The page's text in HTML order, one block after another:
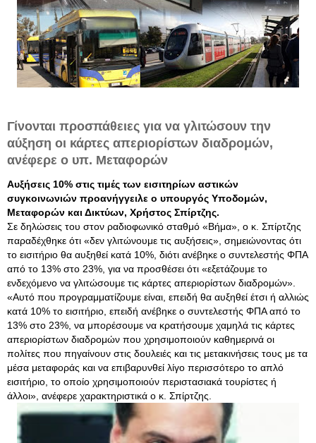
Γίνονται προσπάθειες για να γλιτώσουν την
αύξηση οι κάρτες απεριορίστων διαδρομών,
ανέφερε ο υπ. Μεταφορών
Αυξήσεις 10% στις τιμές των εισιτηρίων αστικών
συγκοινωνιών προανήγγειλε ο υπουργός Υποδομών,
Μεταφορών και Δικτύων, Χρήστος Σπίρτζης.
Σε δηλώσεις του στον ραδιοφωνικό σταθμό «Βήμα», ο κ. Σπίρτζης
παραδέχθηκε ότι «δεν γλιτώνουμε τις αυξήσεις», σημειώνοντας ότι
το εισιτήριο θα αυξηθεί κατά 10%, διότι ανέβηκε ο συντελεστής ΦΠΑ
από το 13% στο 23%, για να προσθέσει ότι «εξετάζουμε το
ενδεχόμενο να γλιτώσουμε τις κάρτες απεριορίστων διαδρομών».
«Αυτό που προγραμματίζουμε είναι, επειδή θα αυξηθεί έτσι ή αλλιώς
κατά 10% το εισιτήριο, επειδή ανέβηκε ο συντελεστής ΦΠΑ από το
13% στο 23%, να μπορέσουμε να κρατήσουμε χαμηλά τις κάρτες
απεριορίστων διαδρομών που χρησιμοποιούν καθημερινά οι
πολίτες που πηγαίνουν στις δουλειές και τις μετακινήσεις τους με τα
μέσα μεταφοράς και να επιβαρυνθεί λίγο περισσότερο το απλό
εισιτήριο, το οποίο χρησιμοποιούν περιστασιακά τουρίστες ή
άλλοι», ανέφερε χαρακτηριστικά ο κ. Σπίρτζης.